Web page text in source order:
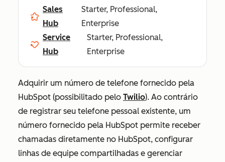
Sales
Hub
Starter, Professional,
Enterprise
Service
Hub
Starter, Professional,
Enterprise
Adquirir um número de telefone fornecido pela
HubSpot (possibilitado pelo Twilio). Ao contrário
de registrar seu telefone pessoal existente, um
número fornecido pela HubSpot permite receber
chamadas diretamente no HubSpot, configurar
linhas de equipe compartilhadas e gerenciar